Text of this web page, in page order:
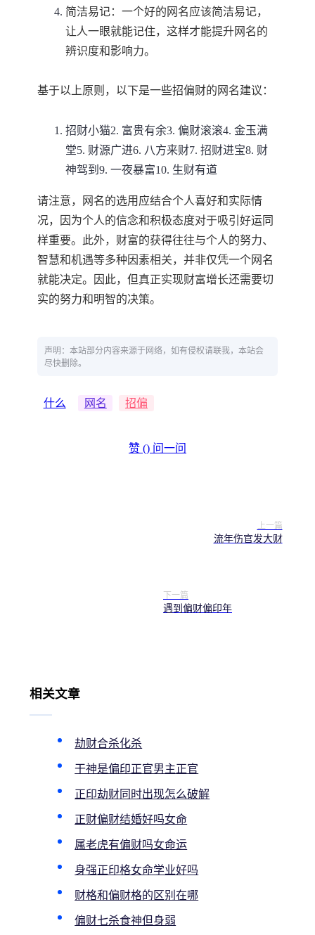
简洁易记：一个好的网名应该简洁易记，
让人一眼就能记住，这样才能提升网名的
辨识度和影响力。
基于以上原则，以下是一些招偏财的网名建议：
招财小猫2. 富贵有余3. 偏财滚滚4. 金玉满
堂5. 财源广进6. 八方来财7. 招财进宝8. 财
神驾到9. 一夜暴富10. 生财有道
请注意，网名的选用应结合个人喜好和实际情
况，因为个人的信念和积极态度对于吸引好运同
样重要。此外，财富的获得往往与个人的努力、
智慧和机遇等多种因素相关，并非仅凭一个网名
就能决定。因此，但真正实现财富增长还需要切
实的努力和明智的决策。
声明：本站部分内容来源于网络，如有侵权请联我，本站会
尽快删除。
什么 网名 招偏
赞 () 问一问
上一篇
流年伤官发大财
下一篇
遇到偏财偏印年
相关文章
劫财合杀化杀
干神是偏印正官男主正官
正印劫财同时出现怎么破解
正财偏财结婚好吗女命
属老虎有偏财吗女命运
身强正印格女命学业好吗
财格和偏财格的区别在哪
偏财七杀食神但身弱